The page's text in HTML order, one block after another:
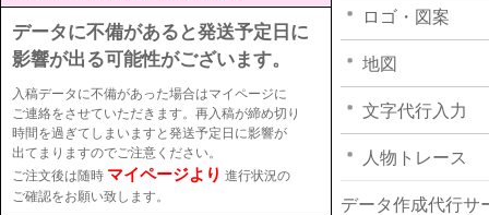
データに不備があると発送予定日に
影響が出る可能性がございます。
入稿データに不備があった場合はマイページに
ご連絡をさせていただきます。再入稿が締め切り
時間を過ぎてしまいますと発送予定日に影響が
出てまりますのでご注意ください。
ご注文後は随時 マイページより 進行状況の
ご確認をお願い致します。
ロゴ・図案
地図
文字代行入力
人物トレース
データ作成代行サ